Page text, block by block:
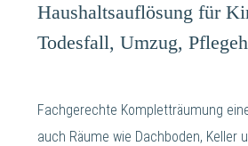
Haushaltsauflösung für
Todesfall, Umzug,
Fachgerechte Kompletträumung
auch Räume wie Dachboden, Keller